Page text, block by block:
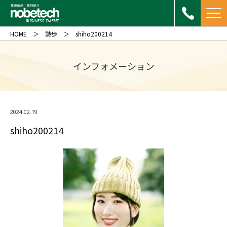
インフォメーション
HOME 詩歩 shiho200214
2024.02.19
shiho200214